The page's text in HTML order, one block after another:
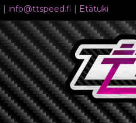
| info@ttspeed.fi | Etätuki